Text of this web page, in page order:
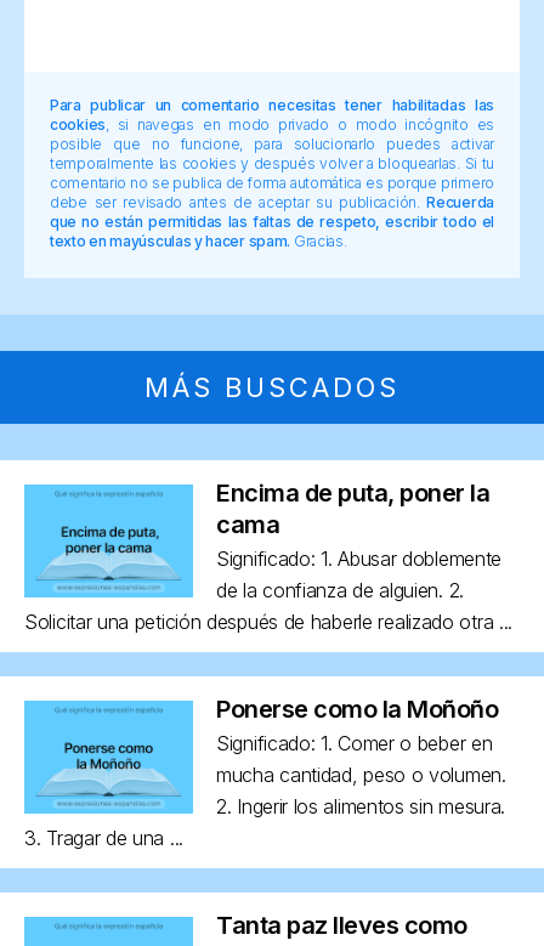
Para publicar un comentario necesitas tener habilitadas las
cookies , si navegas en modo privado o modo incógnito es
posible que no funcione, para solucionarlo puedes activar
temporalmente las cookies y después volver a bloquearlas. Si tu
comentario no se publica de forma automática es porque primero
debe ser revisado antes de aceptar su publicación.Recuerda
que no están permitidas las faltas de respeto, escribir todo el
texto en mayúsculas y hacer spam. Gracias.
MÁS BUSCADOS
Encima de puta, poner la
cama
Significado: 1. Abusar doblemente
de la confianza de alguien. 2.
Solicitar una petición después de haberle realizado otra ...
Ponerse como la Moñoño
Significado: 1. Comer o beber en
mucha cantidad, peso o volumen.
2. Ingerir los alimentos sin mesura.
3. Tragar de una ...
Tanta paz lleves como